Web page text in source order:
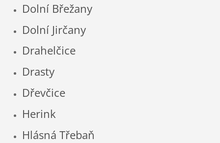
Dolní Břežany
Dolní Jirčany
Drahelčice
Drasty
Dřevčice
Herink
Hlásná Třebaň